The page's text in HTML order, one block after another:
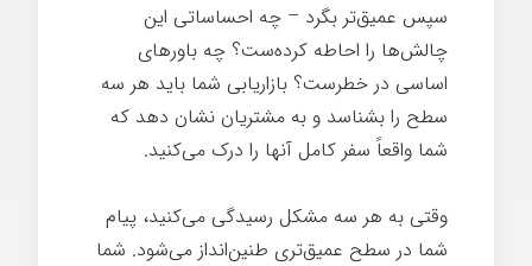
سپس عمیق‌تر بگرد – چه احساساتی این
چالش‌ها را احاطه کرده‌ست؟ چه باورهای
اساسی در خطرست؟ بازاریابی شما باید هر سه
سطح را بشناسد و به مشتریان نشان دهد که
شما واقعاً سفر کامل آنها را درک می‌کنید.
وقتی به هر سه مشکل رسیدگی می‌کنید، پیام
شما در سطح عمیق‌تری طنین‌انداز می‌شود. شما